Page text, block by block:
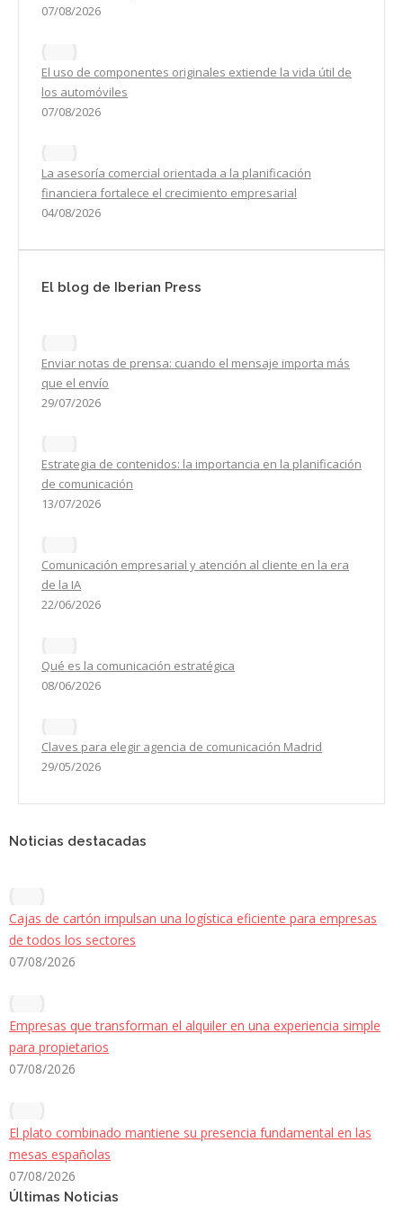
07/08/2026
El uso de componentes originales extiende la vida útil de
los automóviles
07/08/2026
La asesoría comercial orientada a la planificación
financiera fortalece el crecimiento empresarial
04/08/2026
El blog de Iberian Press
Enviar notas de prensa: cuando el mensaje importa más
que el envío
29/07/2026
Estrategia de contenidos: la importancia en la planificación
de comunicación
13/07/2026
Comunicación empresarial y atención al cliente en la era
de la IA
22/06/2026
Qué es la comunicación estratégica
08/06/2026
Claves para elegir agencia de comunicación Madrid
29/05/2026
Noticias destacadas
Cajas de cartón impulsan una logística eficiente para empresas
de todos los sectores
07/08/2026
Empresas que transforman el alquiler en una experiencia simple
para propietarios
07/08/2026
El plato combinado mantiene su presencia fundamental en las
mesas españolas
07/08/2026
Últimas Noticias